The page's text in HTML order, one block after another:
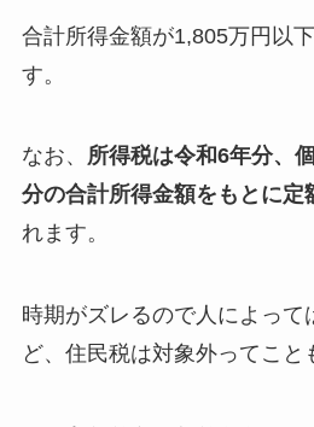
合計所得金額が1,805万円以
す。
なお、 所得税は令和6年分、
分の合計所得金額をもとに定
れます。
時期がズレるので人によって
ど、住民税は対象外ってこと